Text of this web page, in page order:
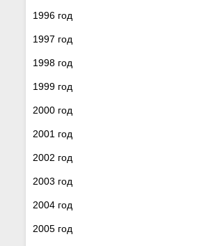
1996 год
1997 год
1998 год
1999 год
2000 год
2001 год
2002 год
2003 год
2004 год
2005 год